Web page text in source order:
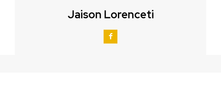
Jaison Lorenceti